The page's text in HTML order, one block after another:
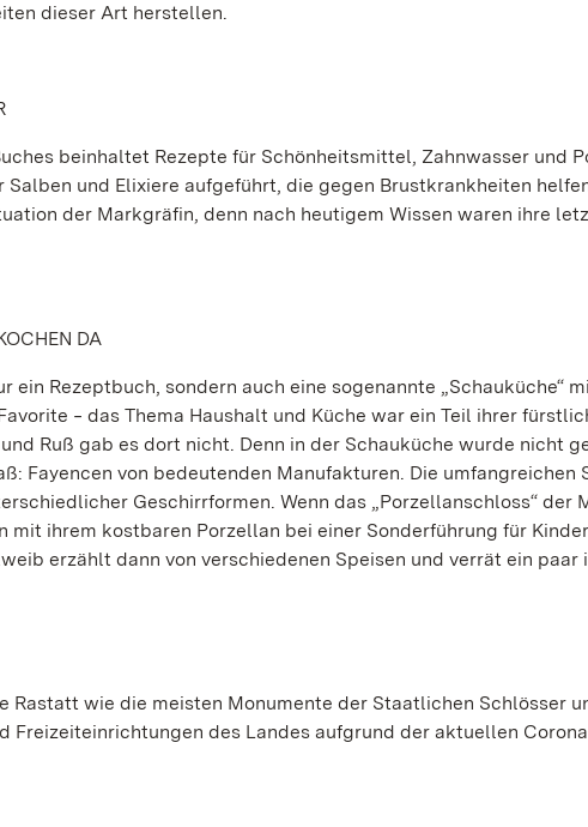
dieser Art herstellen.
beinhaltet Rezepte für Schönheitsmittel, Zahnwasser und
und Elixiere aufgeführt, die gegen Brustkrankheiten
der Markgräfin, denn nach heutigem Wissen waren ihre
DA
ein Rezeptbuch, sondern auch eine sogenannte „Schauküche“
‒ das Thema Haushalt und Küche war ein Teil ihrer
Ruß gab es dort nicht. Denn in der Schauküche wurde nicht
Fayencen von bedeutenden Manufakturen. Die umfangreichen
Geschirrformen. Wenn das „Porzellanschloss“ der
mit ihrem kostbaren Porzellan bei einer Sonderführung für
erzählt dann von verschiedenen Speisen und verrät ein paar
Rastatt wie die meisten Monumente der Staatlichen Schlösser
Freizeiteinrichtungen des Landes aufgrund der aktuellen